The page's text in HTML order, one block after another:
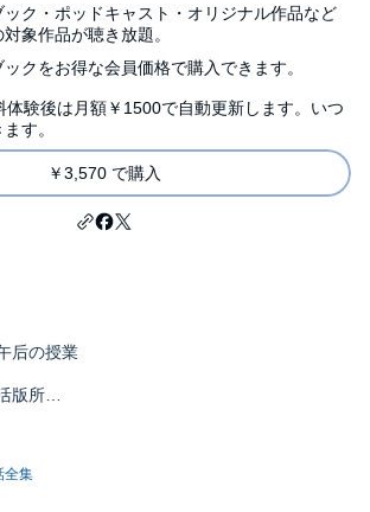
ック・ポッドキャスト・オリジナル作品など
象作品が聴き放題。
クをお得な会員価格で購入できます。
体験後は月額￥1500で自動更新します。いつ
す。
￥3,570 で購入
后の授業
版所
ンタウル祭の夜